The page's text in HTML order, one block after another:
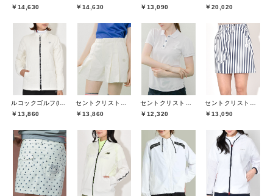
￥14,630
￥14,630
￥13,090
￥20,020
￥13,860
￥13,860
￥12,320
￥13,090